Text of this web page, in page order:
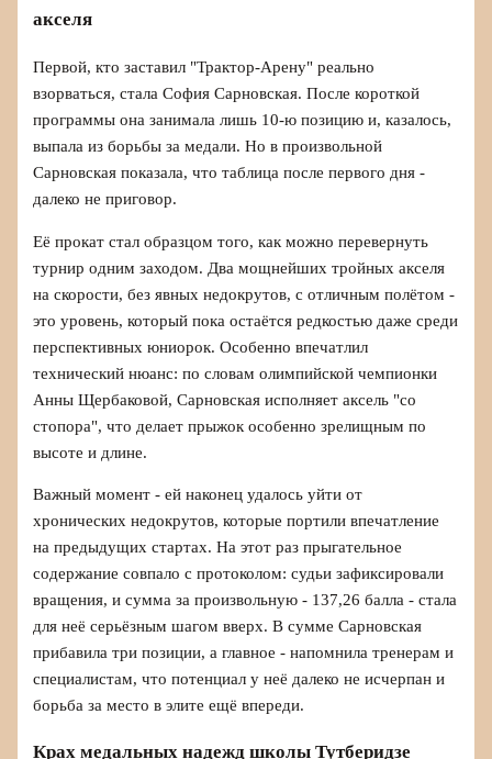
акселя
Первой, кто заставил "Трактор-Арену" реально
взорваться, стала София Сарновская. После короткой
программы она занимала лишь 10-ю позицию и, казалось,
выпала из борьбы за медали. Но в произвольной
Сарновская показала, что таблица после первого дня -
далеко не приговор.
Её прокат стал образцом того, как можно перевернуть
турнир одним заходом. Два мощнейших тройных акселя
на скорости, без явных недокрутов, с отличным полётом -
это уровень, который пока остаётся редкостью даже среди
перспективных юниорок. Особенно впечатлил
технический нюанс: по словам олимпийской чемпионки
Анны Щербаковой, Сарновская исполняет аксель "со
стопора", что делает прыжок особенно зрелищным по
высоте и длине.
Важный момент - ей наконец удалось уйти от
хронических недокрутов, которые портили впечатление
на предыдущих стартах. На этот раз прыгательное
содержание совпало с протоколом: судьи зафиксировали
вращения, и сумма за произвольную - 137,26 балла - стала
для неё серьёзным шагом вверх. В сумме Сарновская
прибавила три позиции, а главное - напомнила тренерам и
специалистам, что потенциал у неё далеко не исчерпан и
борьба за место в элите ещё впереди.
Крах медальных надежд школы Тутберидзе